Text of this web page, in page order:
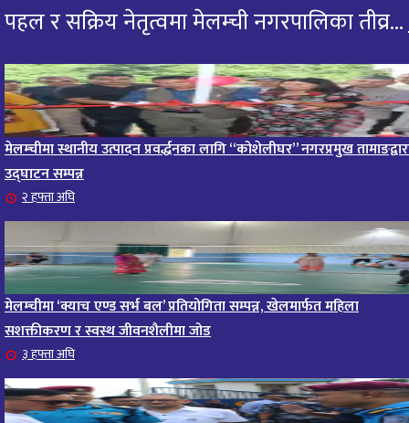
पहल र सक्रिय नेतृत्वमा मेलम्ची नगरपालिका तीव्र...
मेलम्चीमा स्थानीय उत्पादन प्रवर्द्धनका लागि “कोशेलीघर” नगरप्रमुख
उद्घाटन सम्पन्न
२ हफ्ता अघि
मेलम्चीमा ‘क्याच एण्ड सर्भ बल’ प्रतियोगिता सम्पन्न, खेलमार्फत महिला
सशक्तीकरण र स्वस्थ जीवनशैलीमा जोड
३ हफ्ता अघि